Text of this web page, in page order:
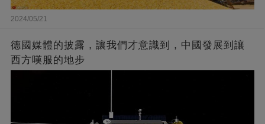
2024/05/21
德國媒體的披露，讓我們才意識到，中國發展到讓
西方嘆服的地步